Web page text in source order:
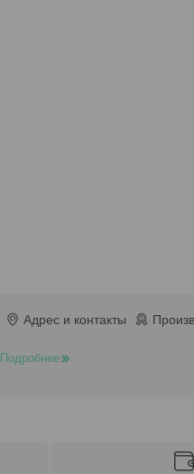
Адрес и контакты
Подробнее